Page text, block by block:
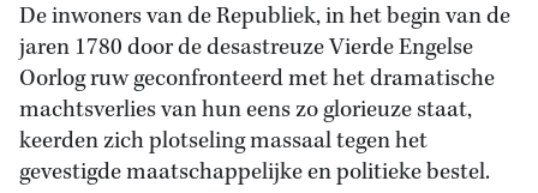
De inwoners van de Republiek, in het begin van de
jaren 1780 door de desastreuze Vierde Engelse
Oorlog ruw geconfronteerd met het dramatische
machtsverlies van hun eens zo glorieuze staat,
keerden zich plotseling massaal tegen het
gevestigde maatschappelijke en politieke bestel.